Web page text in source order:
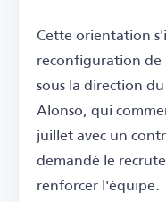
Cette orientation
reconfiguration de
sous la direction
Alonso, qui
juillet avec un
demandé le
renforcer l'équipe.